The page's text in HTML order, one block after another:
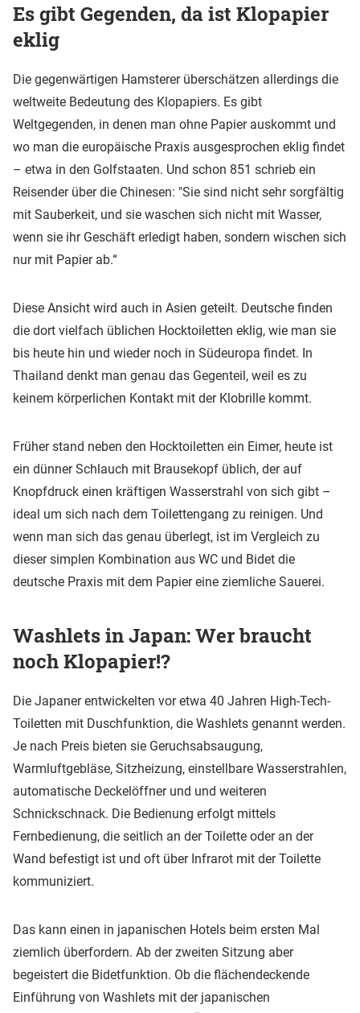
Es gibt Gegenden, da ist Klopapier
eklig
Die gegenwärtigen Hamsterer überschätzen allerdings die
weltweite Bedeutung des Klopapiers. Es gibt
Weltgegenden, in denen man ohne Papier auskommt und
wo man die europäische Praxis ausgesprochen eklig findet
– etwa in den Golfstaaten. Und schon 851 schrieb ein
Reisender über die Chinesen: "Sie sind nicht sehr sorgfältig
mit Sauberkeit, und sie waschen sich nicht mit Wasser,
wenn sie ihr Geschäft erledigt haben, sondern wischen sich
nur mit Papier ab.“
Diese Ansicht wird auch in Asien geteilt. Deutsche finden
die dort vielfach üblichen Hocktoiletten eklig, wie man sie
bis heute hin und wieder noch in Südeuropa findet. In
Thailand denkt man genau das Gegenteil, weil es zu
keinem körperlichen Kontakt mit der Klobrille kommt.
Früher stand neben den Hocktoiletten ein Eimer, heute ist
ein dünner Schlauch mit Brausekopf üblich, der auf
Knopfdruck einen kräftigen Wasserstrahl von sich gibt –
ideal um sich nach dem Toilettengang zu reinigen. Und
wenn man sich das genau überlegt, ist im Vergleich zu
dieser simplen Kombination aus WC und Bidet die
deutsche Praxis mit dem Papier eine ziemliche Sauerei.
Washlets in Japan: Wer braucht
noch Klopapier!?
Die Japaner entwickelten vor etwa 40 Jahren High-Tech-
Toiletten mit Duschfunktion, die Washlets genannt werden.
Je nach Preis bieten sie Geruchsabsaugung,
Warmluftgebläse, Sitzheizung, einstellbare Wasserstrahlen,
automatische Deckelöffner und und weiteren
Schnickschnack. Die Bedienung erfolgt mittels
Fernbedienung, die seitlich an der Toilette oder an der
Wand befestigt ist und oft über Infrarot mit der Toilette
kommuniziert.
Das kann einen in japanischen Hotels beim ersten Mal
ziemlich überfordern. Ab der zweiten Sitzung aber
begeistert die Bidetfunktion. Ob die flächendeckende
Einführung von Washlets mit der japanischen